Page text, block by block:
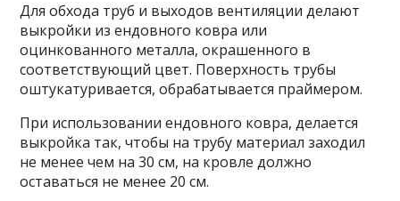
Для обхода труб и выходов вентиляции делают
выкройки из ендовного ковра или
оцинкованного металла, окрашенного в
соответствующий цвет. Поверхность трубы
оштукатуривается, обрабатывается праймером.
При использовании ендовного ковра, делается
выкройка так, чтобы на трубу материал заходил
не менее чем на 30 см, на кровле должно
оставаться не менее 20 см.